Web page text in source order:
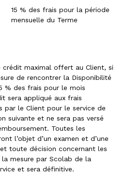
15 % des frais pour la période
mensuelle du Terme
crédit maximal offert au Client, si
de rencontrer la Disponibilité
% des frais pour le mois
sera appliqué aux frais
par le Client pour le service de
suivante et ne sera pas versé
Toutes les
l’objet d’un examen et d’une
toute décision concernant les
mesure par Scolab de la
et sera définitive.